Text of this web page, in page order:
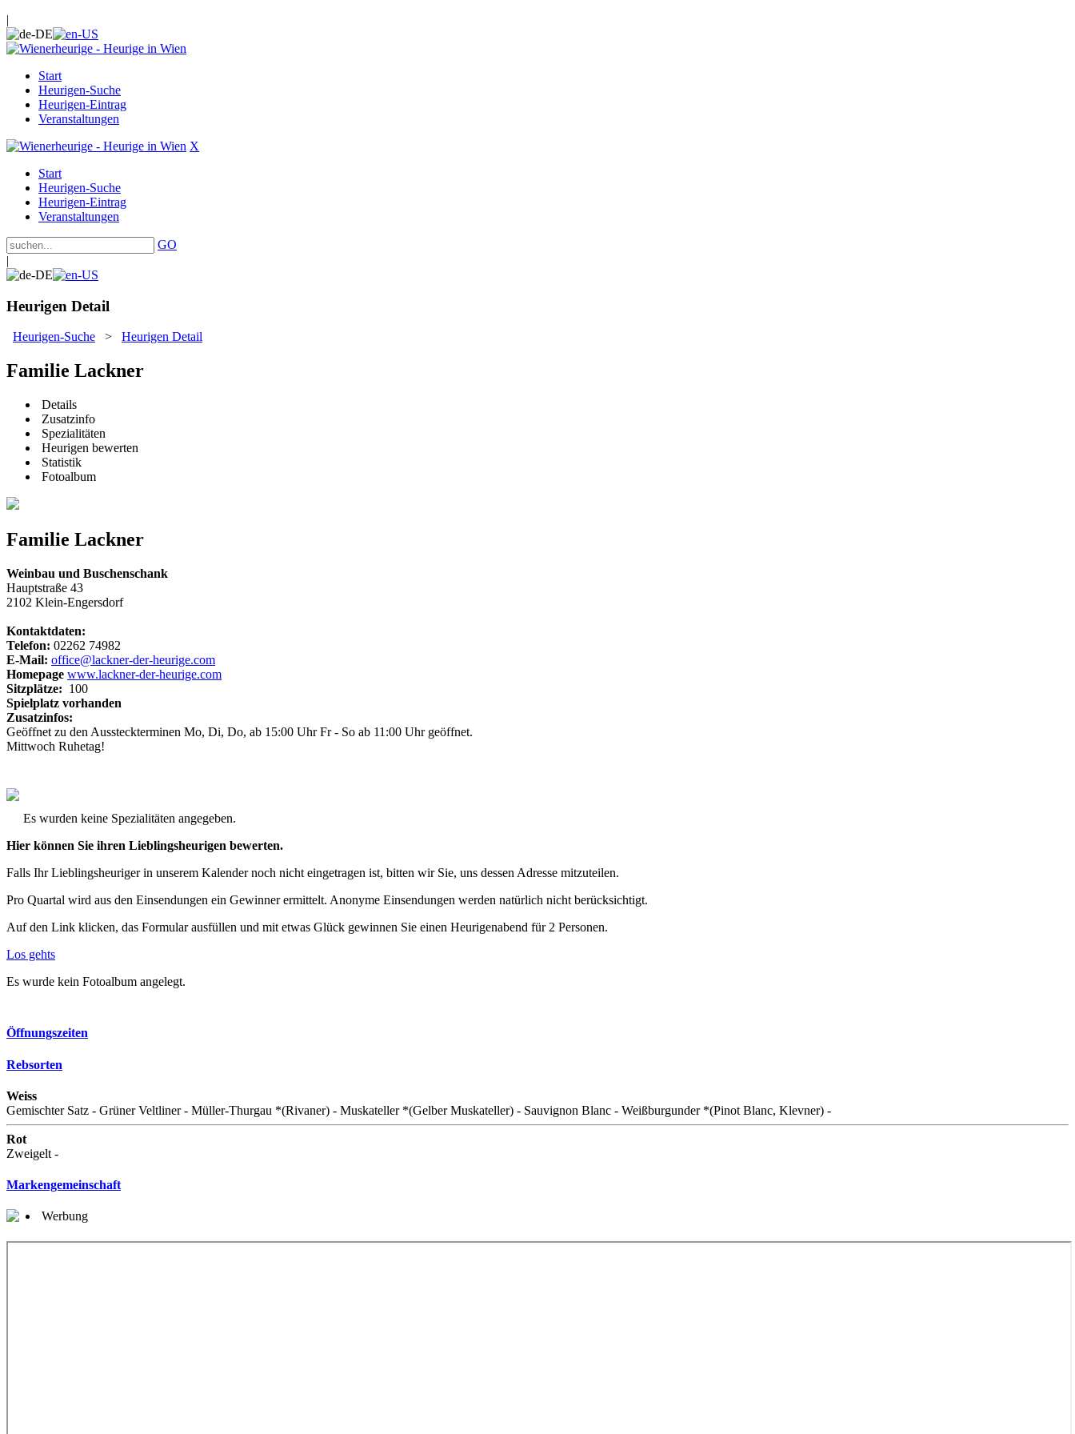
|
Start
Heurigen-Suche
Heurigen-Eintrag
Veranstaltungen
X
Start
Heurigen-Suche
Heurigen-Eintrag
Veranstaltungen
GO
|
Heurigen Detail
Heurigen-Suche > Heurigen Detail
Familie Lackner
Details
Zusatzinfo
Spezialitäten
Heurigen bewerten
Statistik
Fotoalbum
Familie Lackner
Weinbau und Buschenschank
Hauptstraße 43
2102 Klein-Engersdorf
Kontaktdaten:
Telefon: 02262 74982
E-Mail: office@lackner-der-heurige.com
Homepage www.lackner-der-heurige.com
Sitzplätze: 100
Spielplatz vorhanden
Zusatzinfos:
Geöffnet zu den Aussteckterminen Mo, Di, Do, ab 15:00 Uhr Fr - So ab 11:00 Uhr geöffnet.
Mittwoch Ruhetag!
Es wurden keine Spezialitäten angegeben.
Hier können Sie ihren Lieblingsheurigen bewerten.
Falls Ihr Lieblingsheuriger in unserem Kalender noch nicht eingetragen ist, bitten wir Sie, uns dessen Adresse mitzuteilen.
Pro Quartal wird aus den Einsendungen ein Gewinner ermittelt. Anonyme Einsendungen werden natürlich nicht berücksichtigt.
Auf den Link klicken, das Formular ausfüllen und mit etwas Glück gewinnen Sie einen Heurigenabend für 2 Personen.
Los gehts
Es wurde kein Fotoalbum angelegt.
Öffnungszeiten
Rebsorten
Weiss
Gemischter Satz - Grüner Veltliner - Müller-Thurgau *(Rivaner) - Muskateller *(Gelber Muskateller) - Sauvignon Blanc - Weißburgunder *(Pinot Blanc, Klevner) -
Rot
Zweigelt -
Markengemeinschaft
Werbung